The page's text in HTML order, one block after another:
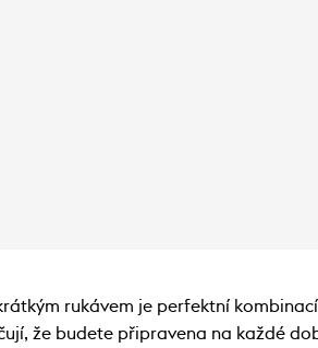
krátkým rukávem je perfektní
že budete připravena na každé